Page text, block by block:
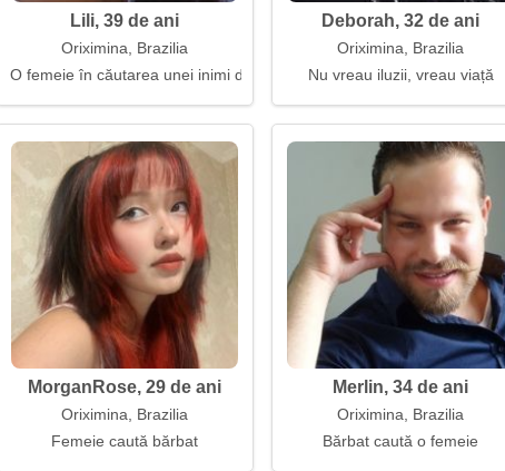
Lili, 39 de ani
Oriximina, Brazilia
O femeie în căutarea unei inimi deschise
Deborah, 32 de ani
Oriximina, Brazilia
Nu vreau iluzii, vreau viață
MorganRose, 29 de ani
Oriximina, Brazilia
Femeie caută bărbat
Merlin, 34 de ani
Oriximina, Brazilia
Bărbat caută o femeie